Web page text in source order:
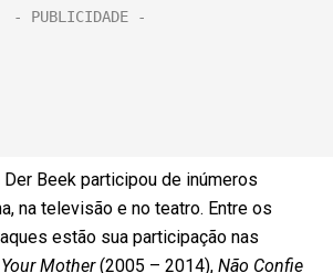
Der Beek participou de inúmeros
na televisão e no teatro. Entre os
estão sua participação nas
Mother(2005 – 2014), Não Confie